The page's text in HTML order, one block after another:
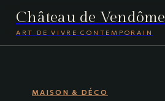
Château de Vendôme
ART DE VIVRE CONTEMPORAIN
JARDINAGE
MAISON & DÉCO